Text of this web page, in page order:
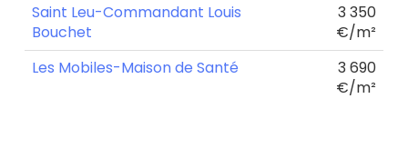
Saint Leu-Commandant Louis
Bouchet
3 350
€/m²
Les Mobiles-Maison de Santé
3 690
€/m²